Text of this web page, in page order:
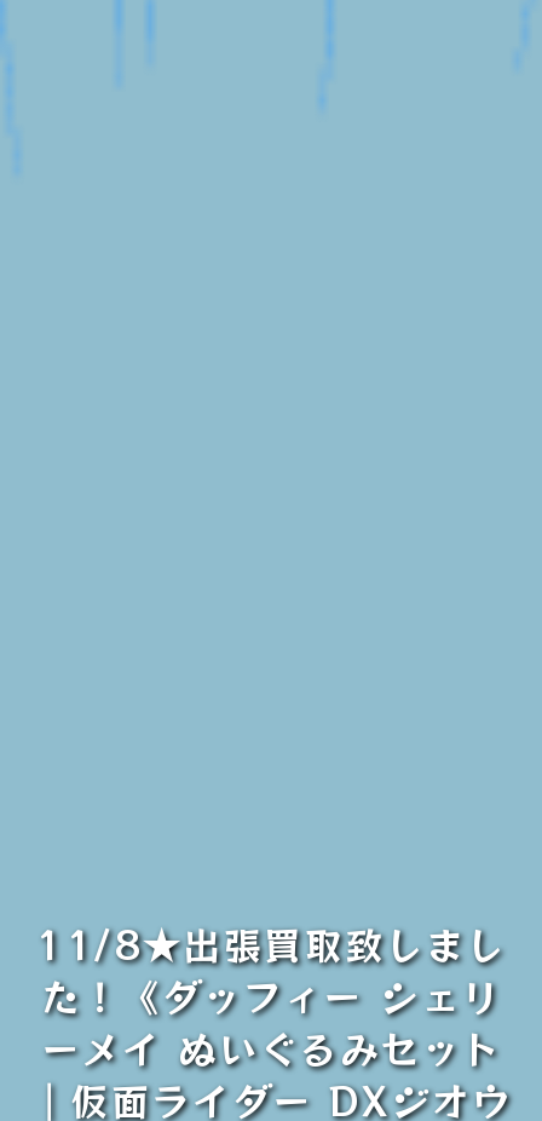
11/8★出張買取致しまし
た！《ダッフィー シェリ
ーメイ ぬいぐるみセット
｜仮面ライダー DXジオウ